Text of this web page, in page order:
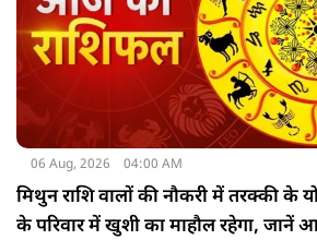
06 Aug, 2026 04:00 AM
मिथुन राशि वालों की नौकरी में तरक्की के
के परिवार में खुशी का माहौल रहेगा,